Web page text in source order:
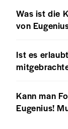
Was ist die
von
Ist es
Kann man
Eugenius!